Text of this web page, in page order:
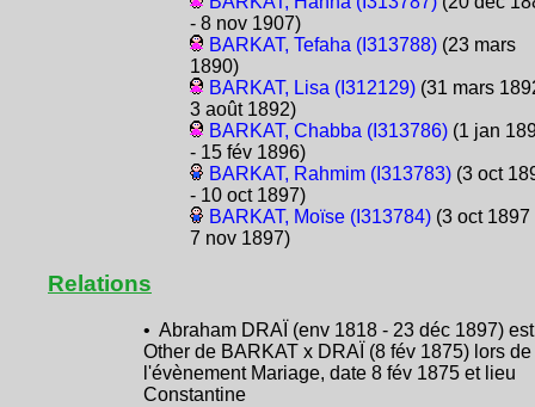
- 8 nov 1907)
BARKAT, Tefaha (I313788)(23 mars
1890)
BARKAT, Lisa (I312129)(31 mars
3 août 1892)
BARKAT, Chabba (I313786)(1 jan
- 15 fév 1896)
BARKAT, Rahmim (I313783)(3 oct
- 10 oct 1897)
BARKAT, Moïse (I313784)(3 oct 1897
7 nov 1897)
Relations
• Abraham DRAÏ (env 1818 - 23 déc 1897) est
Other de BARKAT x DRAÏ (8 fév 1875) lors de
l'évènement Mariage, date 8 fév 1875 et lieu
Constantine